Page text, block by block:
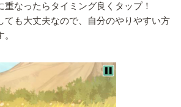
重なったらタイミング良くタップ！
ても大丈夫なので、自分のやりやすい方